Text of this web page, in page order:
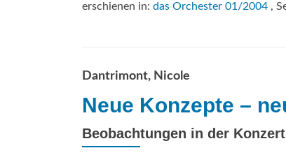
erschienen in: das Orchester 01/2004 ,
Dantrimont, Nicole
Neue Konzepte –
Beobachtungen in der